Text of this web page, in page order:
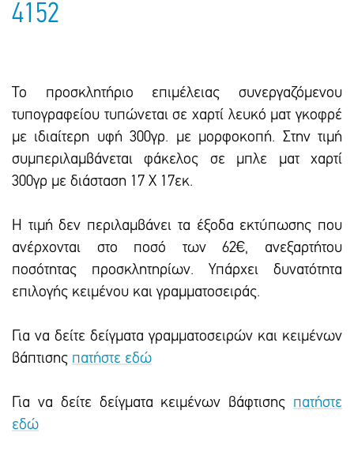
4152
Το προσκλητήριο επιμέλειας συνεργαζόμενου
τυπογραφείου τυπώνεται σε χαρτί λευκό ματ γκοφρέ
με ιδιαίτερη υφή 300γρ. με μορφοκοπή. Στην τιμή
συμπεριλαμβάνεται φάκελος σε μπλε ματ χαρτί
300γρ με διάσταση 17 Χ 17εκ.
Η τιμή δεν περιλαμβάνει τα έξοδα εκτύπωσης που
ανέρχονται στο ποσό των 62€, ανεξαρτήτου
ποσότητας προσκλητηρίων. Υπάρxει δυνατότητα
επιλογής κειμένου και γραμματοσειράς.
Για να δείτε δείγματα γραμματοσειρών και κειμένων
βάπτισης πατήστε εδώ
Για να δείτε δείγματα κειμένων βάφτισης πατήστε
εδώ